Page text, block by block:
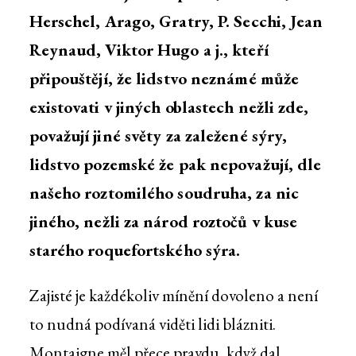
Herschel, Arago, Gratry, P. Secchi, Jean
Reynaud, Viktor Hugo a j., kteří
připouštějí, že lidstvo neznámé může
existovati v jiných oblastech nežli zde,
považují jiné světy za zaležené sýry,
lidstvo pozemské že pak nepovažují, dle
našeho roztomilého soudruha, za nic
jiného, nežli za národ roztočů v kuse
starého roquefortského sýra.
Zajisté je každékoliv mínění dovoleno a není
to nudná podívaná viděti lidi blázniti.